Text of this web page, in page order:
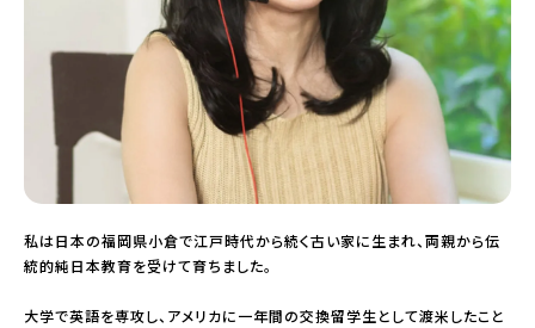
私は日本の福岡県小倉で江戸時代から続く古い家に生まれ、両親から伝
統的純日本教育を受けて育ちました。
大学で英語を専攻し、アメリカに一年間の交換留学生として渡米したこと